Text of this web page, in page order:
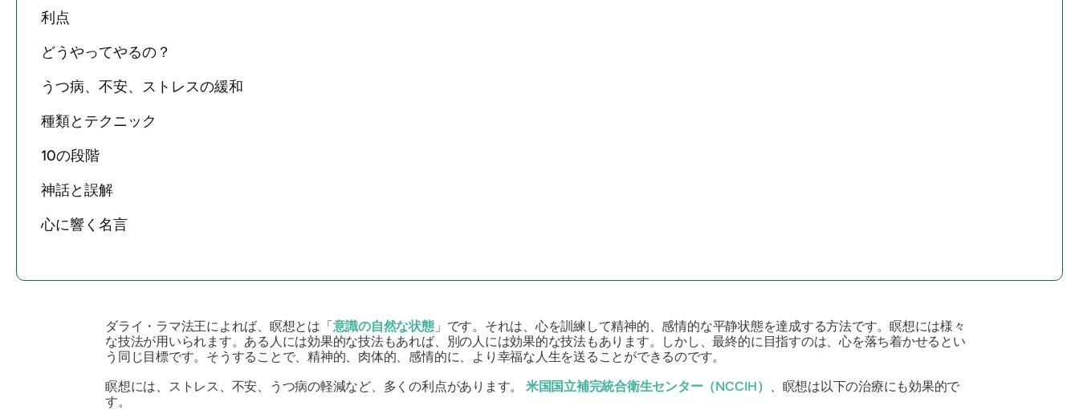
利点
どうやってやるの？
うつ病、不安、ストレスの緩和
種類とテクニック
10の段階
神話と誤解
心に響く名言
ダライ・ラマ法王によれば、瞑想とは「意識の自然な状態」です。それは、心を訓練して精神的、感情的な平静状態を達成する方法です。瞑想には様々
な技法が用いられます。ある人には効果的な技法もあれば、別の人には効果的な技法もあります。しかし、最終的に目指すのは、心を落ち着かせるとい
う同じ目標です。そうすることで、精神的、肉体的、感情的に、より幸福な人生を送ることができるのです。
瞑想には、ストレス、不安、うつ病の軽減など、多くの利点があります。 米国国立補完統合衛生センター（NCCIH） 、瞑想は以下の治療にも効果的で
す。